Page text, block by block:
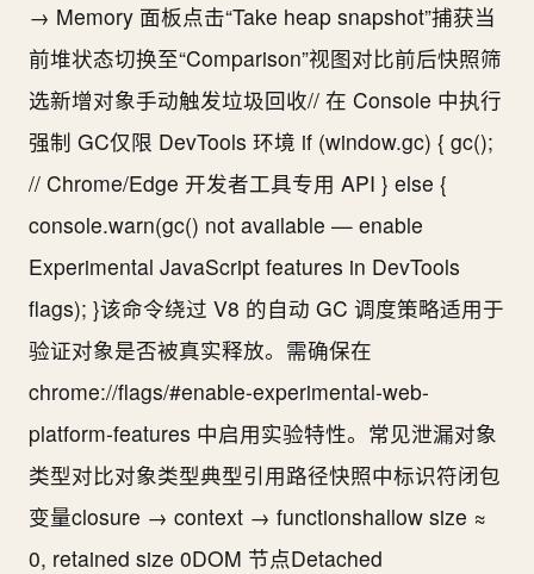
→ Memory 面板点击“Take heap snapshot”捕获当
前堆状态切换至“Comparison”视图对比前后快照筛
选新增对象手动触发垃圾回收// 在 Console 中执行
强制 GC仅限 DevTools 环境 if (window.gc) { gc();
// Chrome/Edge 开发者工具专用 API } else {
console.warn(gc() not available — enable
Experimental JavaScript features in DevTools
flags); }该命令绕过 V8 的自动 GC 调度策略适用于
验证对象是否被真实释放。需确保在
chrome://flags/#enable-experimental-web-
platform-features 中启用实验特性。常见泄漏对象
类型对比对象类型典型引用路径快照中标识符闭包
变量closure → context → functionshallow size ≈
0, retained size 0DOM 节点Detached